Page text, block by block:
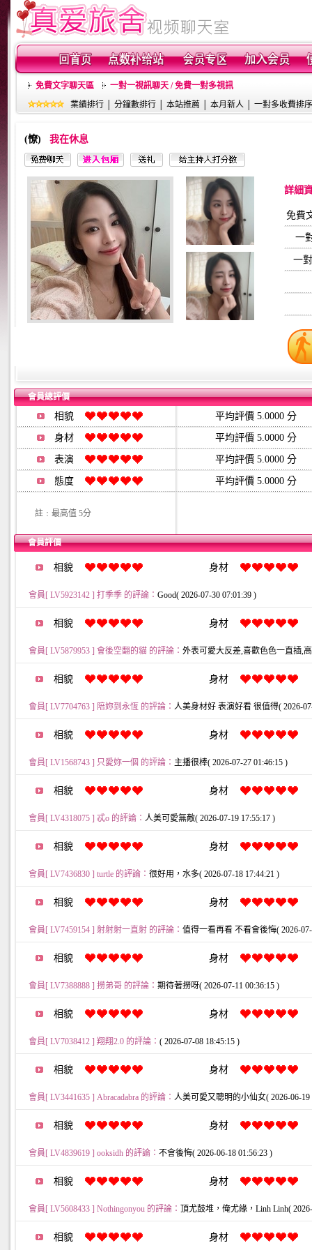
免費文字聊天區
一對一視訊聊天 / 免費一對多視訊
業績排行
分鐘數排行 本站推薦 本月新人 一對多收費排序
(憭) 我在休息
詳細
免費
一
一
會員總評價
相貌 平均評價 5.0000 分
身材 平均評價 5.0000 分
表演 平均評價 5.0000 分
態度 平均評價 5.0000 分
註﹕最高值 5分
會員評價
相貌 身材
會員[ LV5923142 ] 打季季 的評論： Good( 2026-07-30 07:01:39 )
相貌 身材
會員[ LV5879953 ] 會後空翻的貓 的評論： 外表可愛大反差,喜歡色色一直插,
相貌 身材
會員[ LV7704763 ] 陪妳到永恆 的評論： 人美身材好 表演好看 很值得( 2026-
相貌 身材
會員[ LV1568743 ] 只愛妳一個 的評論： 主播很棒( 2026-07-27 01:46:15 )
相貌 身材
會員[ LV4318075 ] 忒o 的評論： 人美可愛無敵( 2026-07-19 17:55:17 )
相貌 身材
會員[ LV7436830 ] turtle 的評論： 很好用，水多( 2026-07-18 17:44:21 )
相貌 身材
會員[ LV7459154 ] 射射射一直射 的評論： 值得一看再看 不看會後悔( 2026-07-
相貌 身材
會員[ LV7388888 ] 撈弟哥 的評論： 期待著撈呀( 2026-07-11 00:36:15 )
相貌 身材
會員[ LV7038412 ] 翔翔2.0 的評論： ( 2026-07-08 18:45:15 )
相貌 身材
會員[ LV3441635 ] Abracadabra 的評論： 人美可愛又聰明的小仙女( 2026-06-19
相貌 身材
會員[ LV4839619 ] ooksidh 的評論： 不會後悔( 2026-06-18 01:56:23 )
相貌 身材
會員[ LV5608433 ] Nothingonyou 的評論： 頂尤鼓堆，俺尤緣，Linh Linh(
相貌 身材